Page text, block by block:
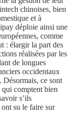
chinoises, bien
et à
déploie ainsi une
comme
: élargir la part des
réalisées par les
de longues
occidentaux
Désormais, ce sont
comptent bien
s’ils
su le faire sur